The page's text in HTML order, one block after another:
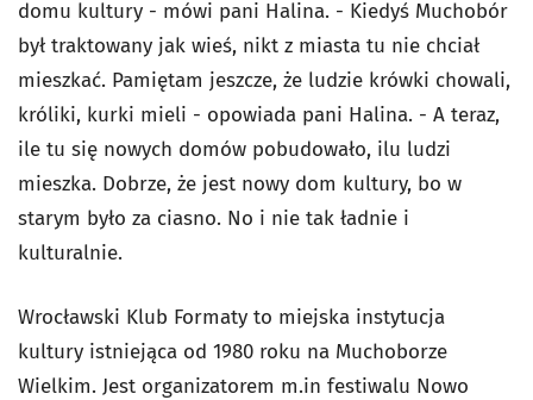
domu kultury - mówi pani Halina. - Kiedyś Muchobór
był traktowany jak wieś, nikt z miasta tu nie chciał
mieszkać. Pamiętam jeszcze, że ludzie krówki chowali,
króliki, kurki mieli - opowiada pani Halina. - A teraz,
ile tu się nowych domów pobudowało, ilu ludzi
mieszka. Dobrze, że jest nowy dom kultury, bo w
starym było za ciasno. No i nie tak ładnie i
kulturalnie.
Wrocławski Klub Formaty to miejska instytucja
kultury istniejąca od 1980 roku na Muchoborze
Wielkim. Jest organizatorem m.in festiwalu Nowo